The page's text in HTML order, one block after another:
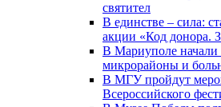
святител
В единстве – сила:
акции «Код донора.
В Мариуполе начали
микрорайоны и
В МГУ пройдут
Всероссийского